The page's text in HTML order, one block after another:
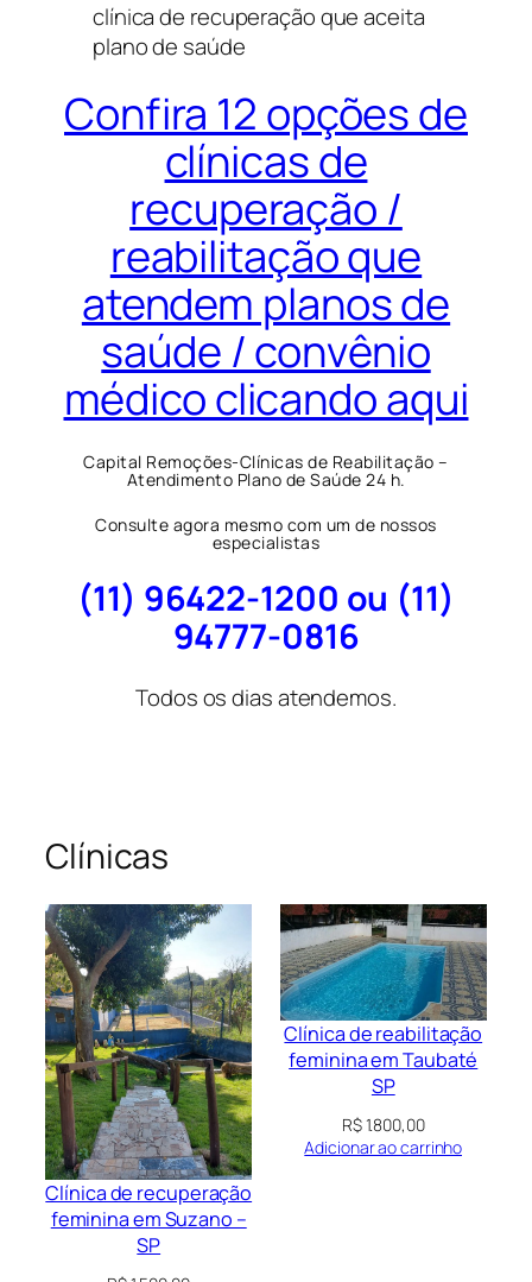
clínica de recuperação que aceita
plano de saúde
Confira 12 opções de
clínicas de
recuperação /
reabilitação que
atendem planos de
saúde / convênio
médico clicando aqui
Capital Remoções-Clínicas de Reabilitação –
Atendimento Plano de Saúde 24 h.
Consulte agora mesmo com um de nossos
especialistas
(11) 96422-1200 ou (11)
94777-0816
Todos os dias atendemos.
Clínicas
Clínica de recuperação
feminina em Suzano –
SP
Clínica de reabilitação
feminina em Taubaté
SP
R$1.800,00
Adicionar ao carrinho